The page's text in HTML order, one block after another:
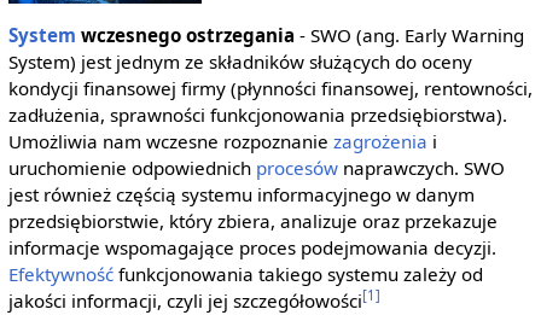
System wczesnego ostrzegania - SWO (ang. Early Warning
System) jest jednym ze składników służących do oceny
kondycji finansowej firmy (płynności finansowej, rentowności,
zadłużenia, sprawności funkcjonowania przedsiębiorstwa).
Umożliwia nam wczesne rozpoznanie zagrożenia i
uruchomienie odpowiednich procesównaprawczych. SWO
jest również częścią systemu informacyjnego w danym
przedsiębiorstwie, który zbiera, analizuje oraz przekazuje
informacje wspomagające proces podejmowania decyzji.
Efektywnośćfunkcjonowania takiego systemu zależy od
jakości informacji, czyli jej szczegółowości[1]